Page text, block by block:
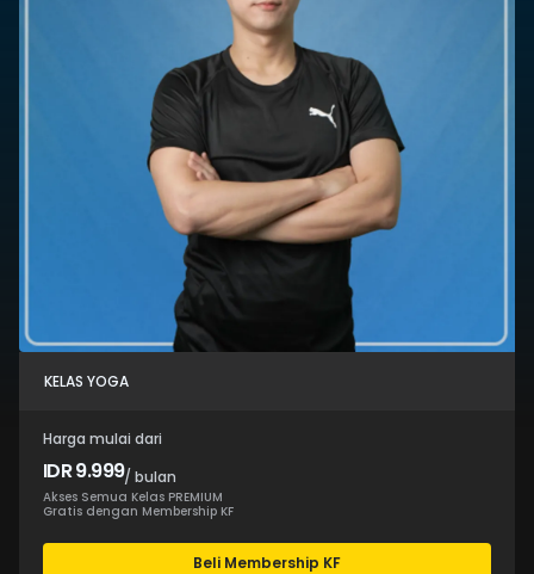
KELAS YOGA
Harga mulai dari
IDR 9.999/ bulan
Akses Semua Kelas PREMIUM
Gratis dengan Membership KF
Beli Membership KF